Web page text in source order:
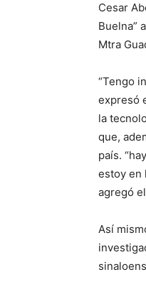
Cesar
Buelna”
Mtra
“Tengo
expresó
la
que,
país.
estoy en
agregó
Así